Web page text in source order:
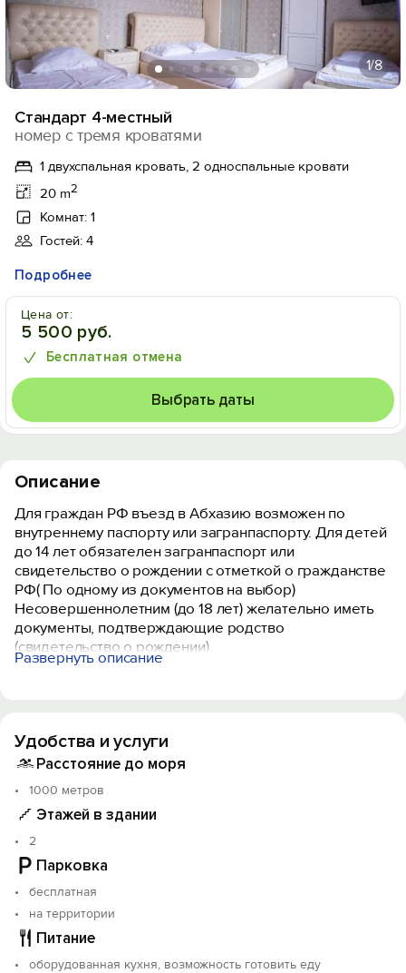
1/8
Стандарт 4-местный
номер с тремя кроватями
1 двухспальная кровать, 2 односпальные кровати
20 m2
Комнат: 1
Гостей: 4
Подробнее
Цена от:
5 500 руб.
Бесплатная отмена
Выбрать даты
Описание
Для граждан РФ въезд в Абхазию возможен по
внутреннему паспорту или загранпаспорту. Для детей
до 14 лет обязателен загранпаспорт или
свидетельство о рождении с отметкой о гражданстве
РФ( По одному из документов на выбор)
Несовершеннолетним (до 18 лет) желательно иметь
документы, подтверждающие родство
(свидетельство о рождении).
Основные документы для пересечения границы
Дети до 14 лет:
Свидетельство о рождении , с отметкой о
Гостевой дом «У Артема» находится в спокойном и
живописном районе Абхазии - Алахадзы. Вы сможете
посетить местные Альпийские луга, насладиться
пейзажам южных склонов Кавказского хребта и
Черным морем. До моря 10-12 минут спокойным
шагом. В шаговой доступности есть большое
количество кафе, столовых, магазин, аптека. В 10-15
минутах езды находятся Гагры, Пицунда. Автобус
Развернуть описание
Удобства и услуги
Расстояние до моря
1000 метров
Этажей в здании
2
Парковка
бесплатная
на территории
Питание
оборудованная кухня, возможность готовить еду